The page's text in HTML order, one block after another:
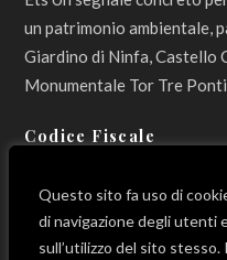
Questo sito fa uso di
di navigazione degli utenti
sull’utilizzo del sito
un patrimonio ambientale,
Giardino di Ninfa, Castello
Monumentale Tor Tre Ponti
Codice Fiscale